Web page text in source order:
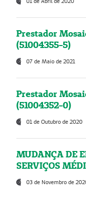
Prestador
(51004355-5)
07 de Maio de 2021
Prestador
(51004352-0)
01 de Outubro de 2020
MUDANÇA DE
SERVIÇOS
03 de Novembro de